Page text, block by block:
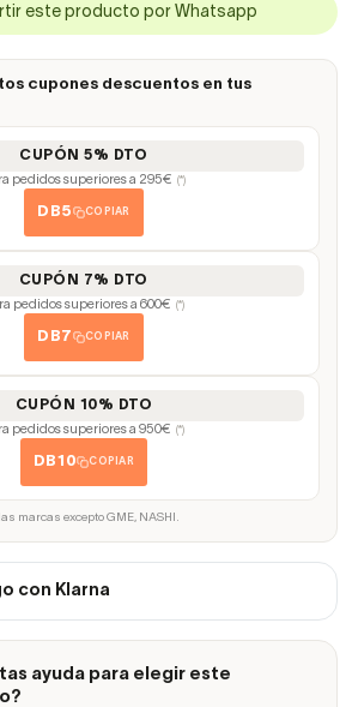
este producto por Whatsapp
cupones descuentos en tus
CUPÓN 5% DTO
pedidos superiores a 295€ (*)
DB5 COPIAR
CUPÓN 7% DTO
pedidos superiores a 600€ (*)
DB7 COPIAR
CUPÓN 10% DTO
pedidos superiores a 950€ (*)
DB10 COPIAR
marcas excepto GME, NASHI.
con Klarna
ayuda para elegir este